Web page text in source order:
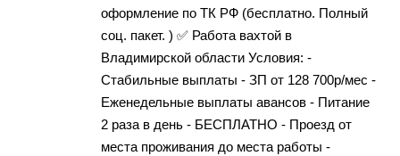
оформление по ТК РФ (бесплатно. Полный
соц. пакет. ) ✅ Работа вахтой в
Владимирской области Условия: -
Стабильные выплаты - ЗП от 128 700р/мес -
Еженедельные выплаты авансов - Питание
2 раза в день - БЕСПЛАТНО - Проезд от
места проживания до места работы -